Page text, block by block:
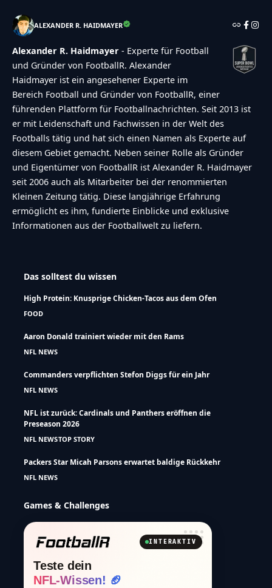
ALEXANDER R. HAIDMAYER
Alexander R. Haidmayer - Experte für Football
und Gründer von FootballR. Alexander
Haidmayer ist ein angesehener Experte im
Bereich Football und Gründer von FootballR, einer
führenden Plattform für Footballnachrichten. Seit 2013 ist
er mit Leidenschaft und Fachwissen in der Welt des
Footballs tätig und hat sich einen Namen als Experte auf
diesem Gebiet gemacht. Neben seiner Rolle als Gründer
und Eigentümer von FootballR ist Alexander R. Haidmayer
seit 2006 auch als Mitarbeiter bei der renommierten
Kleinen Zeitung tätig. Diese langjährige Erfahrung
ermöglicht es ihm, fundierte Einblicke und exklusive
Informationen aus der Footballwelt zu liefern.
Das solltest du wissen
High Protein: Knusprige Chicken-Tacos aus dem Ofen
FOOD
Aaron Donald trainiert wieder mit den Rams
NFL NEWS
Commanders verpflichten Stefon Diggs für ein Jahr
NFL NEWS
NFL ist zurück: Cardinals und Panthers eröffnen die
Preseason 2026
NFL NEWSTOP STORY
Packers Star Micah Parsons erwartet baldige Rückkehr
NFL NEWS
Games & Challenges
INTERAKTIV
Teste dein
NFL-Wissen! 🏈